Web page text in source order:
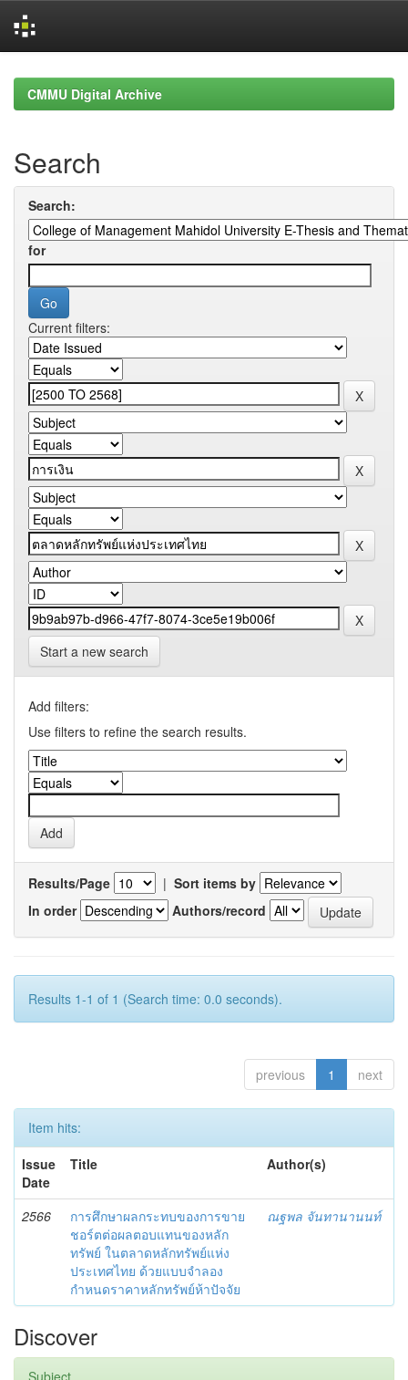
navigationCMMU Digital Archive
Search
Search:
for
Current filters:
Start a new search
Add filters:
Use filters to refine the search results.
Results/Page | Sort items by
In order
Authors/record
Results 1-1 of 1 (Search time: 0.0 seconds).
previous 1 next
Item hits:
Issue
Date
Title Author(s)
2566
การศึกษาผลกระทบของการขาย
ชอร์ตต่อผลตอบแทนของหลัก
ทรัพย์ ในตลาดหลักทรัพย์แห่ง
ประเทศไทย ด้วยแบบจำลอง
กำหนดราคาหลักทรัพย์ห้าปัจจัย
ณฐพล จันทานานนท์
Discover
Subject